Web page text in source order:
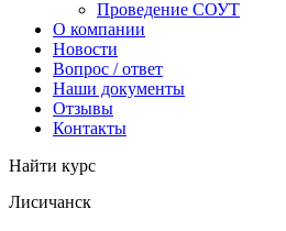
Проведение СОУТ
О компании
Новости
Вопрос / ответ
Наши документы
Отзывы
Контакты
Найти курс
Лисичанск